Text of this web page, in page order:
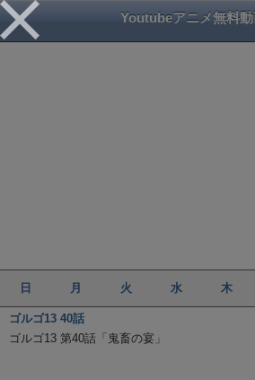
Youtubeアニメ無料
日 月 火 水 木
ゴルゴ13 40話
ゴルゴ13 第40話「鬼畜の宴」